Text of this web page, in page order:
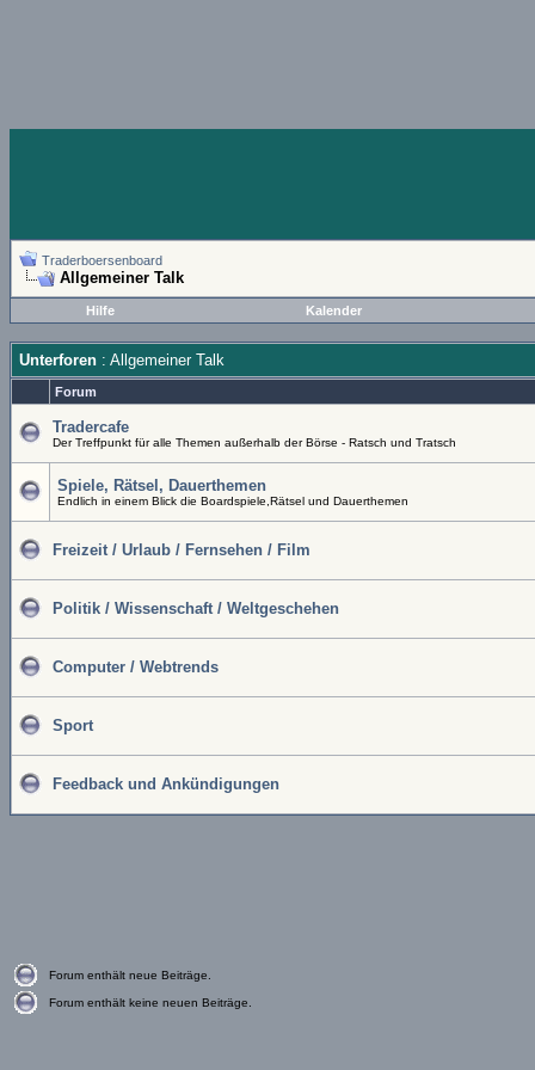
Traderboersenboard
Allgemeiner Talk
Hilfe Kalender
Unterforen : Allgemeiner Talk
Forum
Tradercafe
Der Treffpunkt für alle Themen außerhalb der Börse - Ratsch und Tratsch
Spiele, Rätsel, Dauerthemen
Endlich in einem Blick die Boardspiele,Rätsel und Dauerthemen
Freizeit / Urlaub / Fernsehen / Film
Politik / Wissenschaft / Weltgeschehen
Computer / Webtrends
Sport
Feedback und Ankündigungen
Forum enthält neue Beiträge.
Forum enthält keine neuen Beiträge.